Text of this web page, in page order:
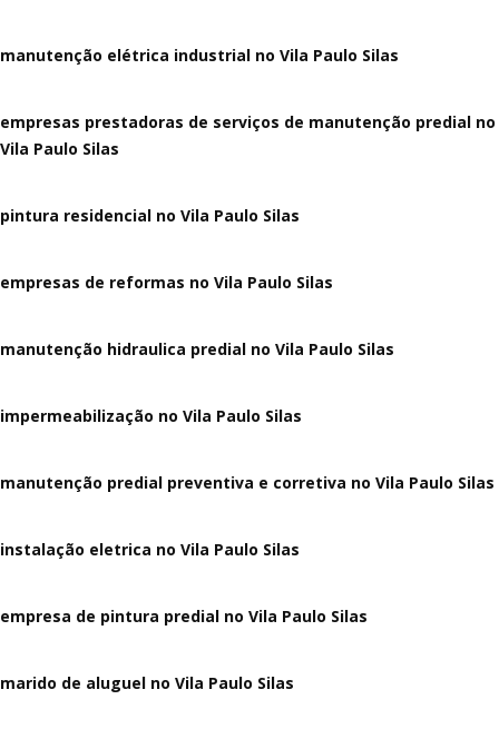
manutenção elétrica industrial no Vila Paulo Silas
empresas prestadoras de serviços de manutenção predial no
Vila Paulo Silas
pintura residencial no Vila Paulo Silas
empresas de reformas no Vila Paulo Silas
manutenção hidraulica predial no Vila Paulo Silas
impermeabilização no Vila Paulo Silas
manutenção predial preventiva e corretiva no Vila Paulo Silas
instalação eletrica no Vila Paulo Silas
empresa de pintura predial no Vila Paulo Silas
marido de aluguel no Vila Paulo Silas